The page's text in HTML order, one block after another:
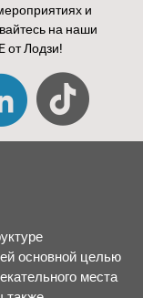
и
на наши
от Лодзи!
основной целью
места